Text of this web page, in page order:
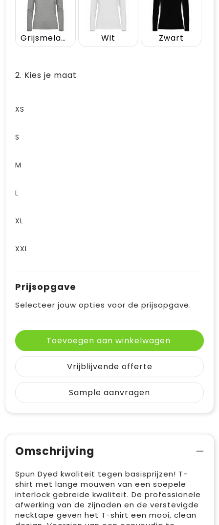
Grijsmelange Wit Zwart
2. Kies je maat
XS
S
M
L
XL
XXL
Prijsopgave
Selecteer jouw opties voor de prijsopgave.
Toevoegen aan winkelwagen
Vrijblijvende offerte
Sample aanvragen
Omschrijving
Spun Dyed kwaliteit tegen basisprijzen! T-
shirt met lange mouwen van een soepele
interlock gebreide kwaliteit. De professionele
afwerking van de zijnaden en de verstevigde
necktape geven het T-shirt een mooi, clean